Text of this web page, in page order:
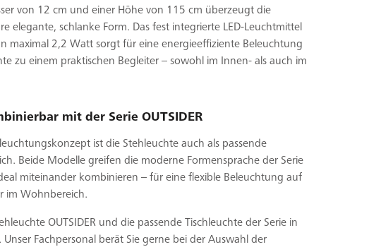
von 12 cm und einer Höhe von 115 cm überzeugt die
elegante, schlanke Form. Das fest integrierte LED-Leuchtmittel
maximal 2,2 Watt sorgt für eine energieeffiziente Beleuchtung
zu einem praktischen Begleiter – sowohl im Innen- als auch im
mit der Serie OUTSIDER
ist die Stehleuchte auch als passende
Beide Modelle greifen die moderne Formensprache der Serie
miteinander kombinieren – für eine flexible Beleuchtung auf
im Wohnbereich.
OUTSIDER und die passende Tischleuchte der Serie in
Unser Fachpersonal berät Sie gerne bei der Auswahl der